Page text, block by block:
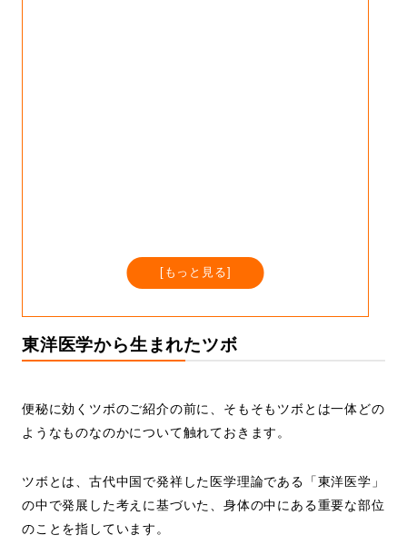
もっと見る
東洋医学から生まれたツボ
便秘に効くツボのご紹介の前に、そもそもツボとは一体どの
ようなものなのかについて触れておきます。
ツボとは、古代中国で発祥した医学理論である「東洋医学」
の中で発展した考えに基づいた、身体の中にある重要な部位
のことを指しています。